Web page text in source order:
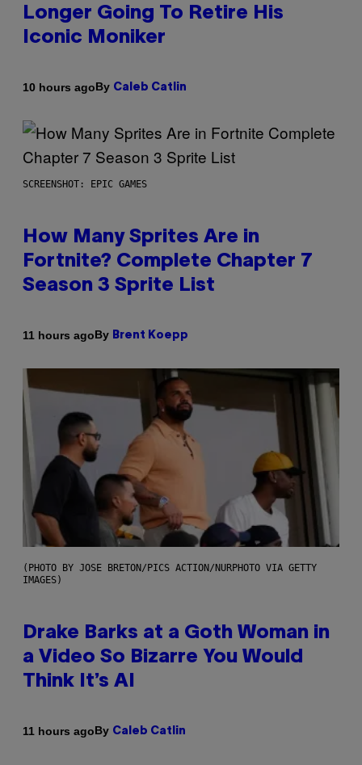
Longer Going To Retire His
Iconic Moniker
10 hours agoBy Caleb Catlin
SCREENSHOT: EPIC GAMES
How Many Sprites Are in
Fortnite? Complete Chapter 7
Season 3 Sprite List
11 hours agoBy Brent Koepp
(PHOTO BY JOSE BRETON/PICS ACTION/NURPHOTO VIA GETTY
IMAGES)
Drake Barks at a Goth Woman in
a Video So Bizarre You Would
Think It’s AI
11 hours agoBy Caleb Catlin